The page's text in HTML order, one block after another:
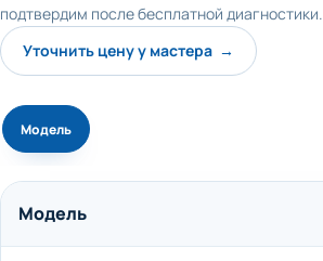
подтвердим после бесплатной диагностики.
Уточнить цену у мастера →
Модель
Модель